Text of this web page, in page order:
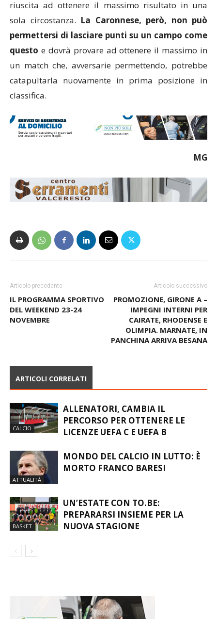
riuscita ad ottenere il massimo risultato in una
sola circostanza. La Caronnese, però, non può
permettersi di lasciare punti su un campo come
questo e dovrà provare ad ottenere il massimo in
un match che, avversarie permettendo, potrebbe
catapultarla nuovamente in prima posizione in
classifica.
MG
Articolo precedente
IL PROGRAMMA SPORTIVO
DEL WEEKEND 23-24
NOVEMBRE
Articolo successivo
PROMOZIONE, GIRONE A –
IMPEGNI INTERNI PER
CAIRATE, RHODENSE E
OLIMPIA. MARNATE, IN
PANCHINA ARRIVA BESANA
ARTICOLI CORRELATI
CALCIO
ALLENATORI, CAMBIA IL
PERCORSO PER OTTENERE LE
LICENZE UEFA C E UEFA B
ATTUALITÀ
MONDO DEL CALCIO IN LUTTO: È
MORTO FRANCO BARESI
BASKET
UN’ESTATE CON TO.BE:
PREPARARSI INSIEME PER LA
NUOVA STAGIONE